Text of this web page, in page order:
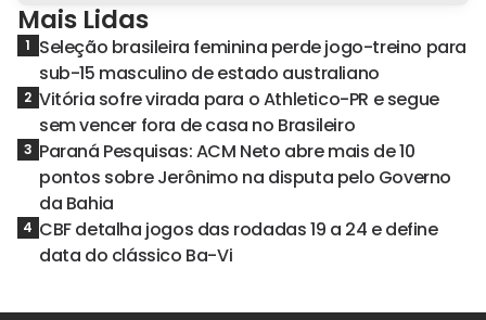
Mais Lidas
1 Seleção brasileira feminina perde jogo-treino para
sub-15 masculino de estado australiano
2 Vitória sofre virada para o Athletico-PR e segue
sem vencer fora de casa no Brasileiro
3 Paraná Pesquisas: ACM Neto abre mais de 10
pontos sobre Jerônimo na disputa pelo Governo
da Bahia
4 CBF detalha jogos das rodadas 19 a 24 e define
data do clássico Ba-Vi